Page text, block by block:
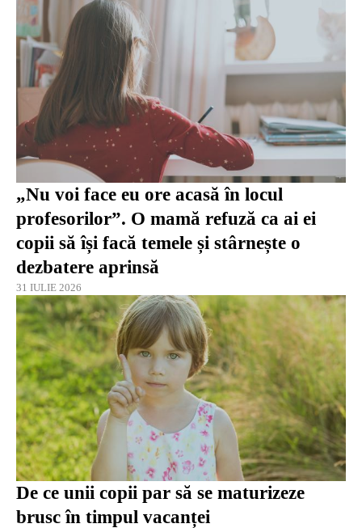
„Nu voi face eu ore acasă în locul
profesorilor”. O mamă refuză ca ai ei
copii să își facă temele și stârnește o
dezbatere aprinsă
31 IULIE 2026
De ce unii copii par să se maturizeze
brusc în timpul vacanței